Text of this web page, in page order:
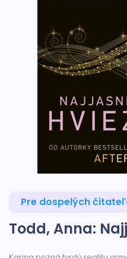
Pre dospelých
Todd, Anna: